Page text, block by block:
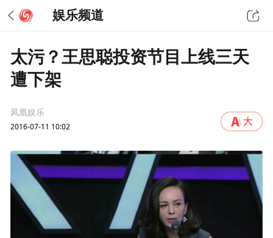
娱乐频道
太污？王思聪投资节目上线三天
遭下架
凤凰娱乐
2016-07-11 10:02